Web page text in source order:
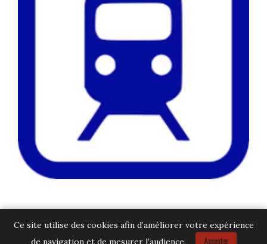
Ce site utilise des cookies afin d’améliorer votre expérience
de navigation et de mesurer l’audience.
Accepter